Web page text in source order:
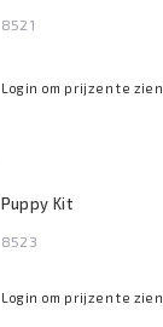
8521
Login om prijzen te zien
Puppy Kit
8523
Login om prijzen te zien